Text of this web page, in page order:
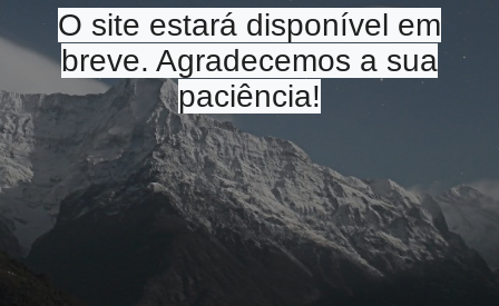
O site estará disponível em
breve. Agradecemos a sua
paciência!